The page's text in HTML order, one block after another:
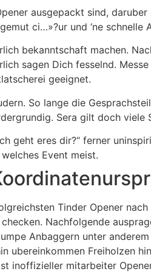
ausgepackt sind,
ci…»?ur und ‘ne schnelle
bekanntschaft machen.
sagen Dich fesselnd.
geeignet.
So lange die
Sera gilt doch viele
geht eres dir?“ ferner
Event meist.
Tinder Opener
Nachfolgende
Anbaggern unter
ubereinkommen Freiholzen
inoffizieller mitarbeiter